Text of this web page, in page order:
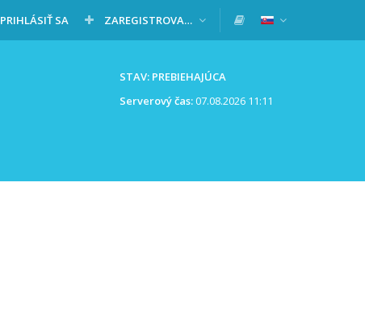
PRIHLÁSIŤ SA ZAREGISTROVAŤ SA
STAV: PREBIEHAJÚCA
Serverový čas:07.08.2026 11:11